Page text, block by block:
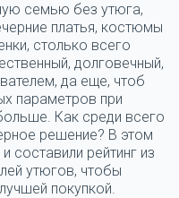
семью без утюга,
платья, костюмы
столько всего
долговечный,
да еще, чтоб
параметров при
Как среди всего
решение? В этом
составили рейтинг из
утюгов, чтобы
покупкой.